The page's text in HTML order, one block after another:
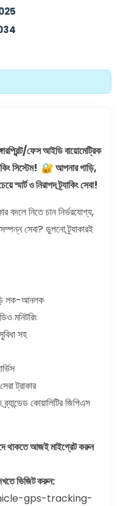
ফেস আইডি বায়োমেট্রিক
সিস্টেম! 🔐 আপনার গাড়ি,
ও নিরাপদ ট্র্যাকিং সেবা!
বদলে নিতে চান নির্ভরযোগ্য,
সেবা? ডুপনো ট্র্যাকারই
লক-আনলক
মনিটরিং
সহ
ট্রাকার
কোয়ালিটির জিপিএস
থাকতে আজই মাইগ্রেট করুন
ভিজিট করুন:
gps-tracking-